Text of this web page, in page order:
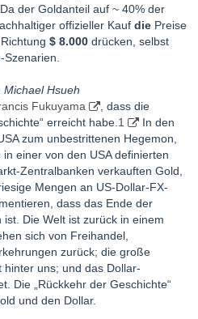
der Goldanteil auf ~ 40% der
offizieller Kauf die Preise
$ 8.000 drücken, selbst
Michael Hsueh
Fukuyama
, dass die
erreicht habe. 1
In den
zum unbestrittenen Hegemon,
einer von den USA definierten
Zentralbanken verkauften Gold,
Mengen an US-Dollar-FX-
dass das Ende der
Die Welt ist zurück in einem
sich von Freihandel,
zurück; die große
uns; und das Dollar-
Die „Rückkehr der Geschichte“
und den Dollar.